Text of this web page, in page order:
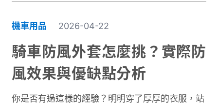
下來容易造成曬傷、曬黑，甚至加速肌膚老化。別
擔心，做好紫外線防護並不複雜！本文將帶你了解
台灣氣候下的曝曬風險，並分享從頭部到腳部的完
整防曬裝備選擇。只要掌握正確方法，你也能在享
受騎車樂趣的同時，有效保護肌膚，遠離曬傷困
機車用品 2026-04-22
騎車防風外套怎麼挑？實際防
風效果與優缺點分析
你是否有過這樣的經驗？明明穿了厚厚的衣服，站